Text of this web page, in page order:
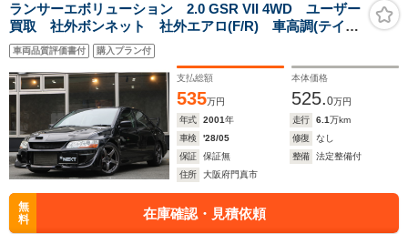
ランサーエボリューション 2.0 GSR VII 4WD ユーザー
買取 社外ボンネット 社外エアロ(F/R) 車高調(テイ
ン) 柿本マフラー エンケイAW18インチ レカロシー
ト(D/N) キーレス
車両品質評価書付 購入プラン付
支払総額
535万円
本体価格
525.0万円
年式
2001年 走行 6.1万km
車検
'28/05 修復
なし
保証
保証無 整備
法定整備付
住所
大阪府門真市
無
料
在庫確認・見積依頼